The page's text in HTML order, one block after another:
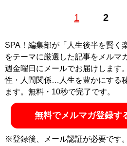
1 2
SPA！編集部が「人生後半を賢く
をテーマに厳選した記事をメルマ
週金曜日にメールでお届けします
性・人間関係…人生を豊かにする
ます。無料・10秒で完了です。
無料でメルマガ登録
※登録後、メール認証が必要です